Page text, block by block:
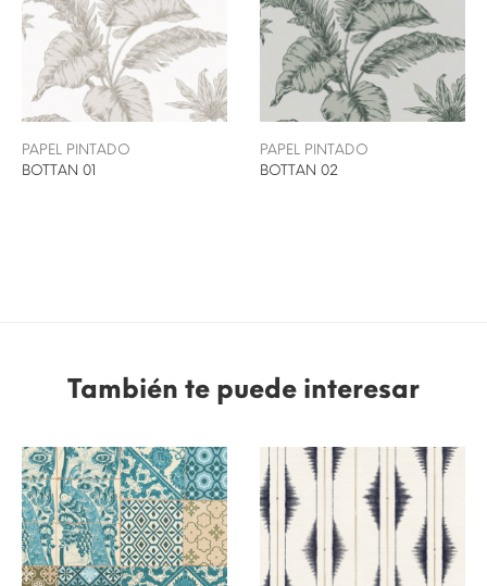
PAPEL PINTADO
BOTTAN 01
PAPEL PINTADO
BOTTAN 02
También te puede interesar